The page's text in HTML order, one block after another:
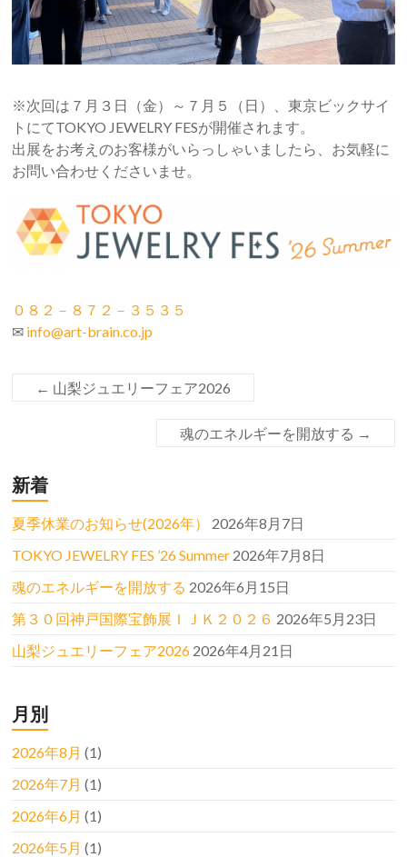
※次回は７月３日（金）～７月５（日）、東京ビックサイ
トにてTOKYO JEWELRY FESが開催されます。
出展をお考えのお客様がいらっしゃいましたら、お気軽に
お問い合わせくださいませ。
０８２－８７２－３５３５
✉ info@art-brain.co.jp
← 山梨ジュエリーフェア2026
魂のエネルギーを開放する →
新着
夏季休業のお知らせ(2026年）
2026年8月7日
TOKYO JEWELRY FES ’26 Summer 2026年7月8日
魂のエネルギーを開放する 2026年6月15日
第３０回神戸国際宝飾展ＩＪＫ２０２６ 2026年5月23日
山梨ジュエリーフェア2026 2026年4月21日
月別
2026年8月 (1)
2026年7月 (1)
2026年6月 (1)
2026年5月 (1)